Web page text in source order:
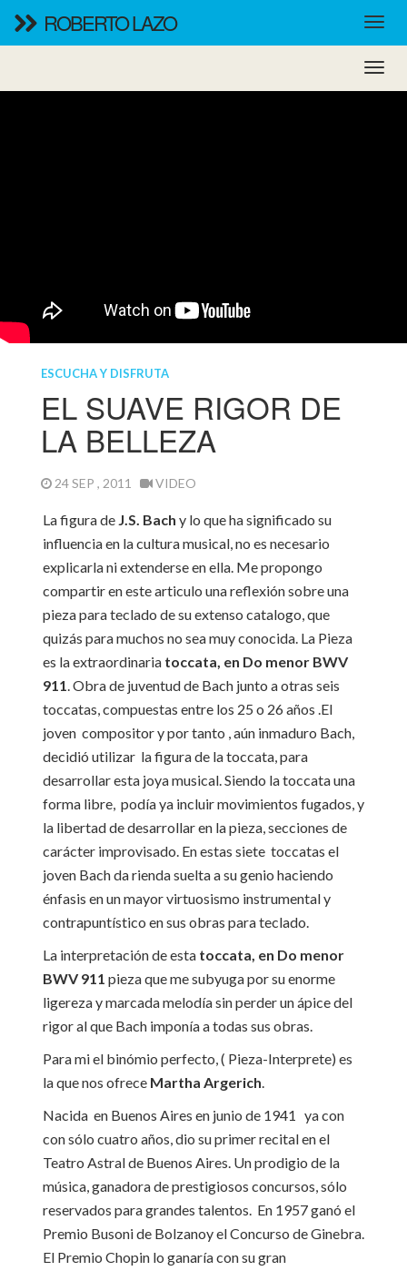
ROBERTO LAZO
ESCUCHA Y DISFRUTA
EL SUAVE RIGOR DE
LA BELLEZA
24 SEP , 2011 VIDEO
La figura de J.S. Bach y lo que ha significado su
influencia en la cultura musical, no es necesario
explicarla ni extenderse en ella. Me propongo
compartir en este articulo una reflexión sobre una
pieza para teclado de su extenso catalogo, que
quizás para muchos no sea muy conocida. La Pieza
es la extraordinaria toccata, en Do menor BWV
911. Obra de juventud de Bach junto a otras seis
toccatas, compuestas entre los 25 o 26 años .El
joven compositor y por tanto , aún inmaduro Bach,
decidió utilizar la figura de la toccata, para
desarrollar esta joya musical. Siendo la toccata una
forma libre, podía ya incluir movimientos fugados, y
la libertad de desarrollar en la pieza, secciones de
carácter improvisado. En estas siete toccatas el
joven Bach da rienda suelta a su genio haciendo
énfasis en un mayor virtuosismo instrumental y
contrapuntístico en sus obras para teclado.
La interpretación de estatoccata, en Do menor
BWV 911 pieza que me subyuga por su enorme
ligereza y marcada melodía sin perder un ápice del
rigor al que Bach imponía a todas sus obras.
Para mi el binómio perfecto, ( Pieza-Interprete) es
la que nos ofrece Martha Argerich.
Nacida en Buenos Aires en junio de 1941 ya con
con sólo cuatro años, dio su primer recital en el
Teatro Astral de Buenos Aires. Un prodigio de la
música, ganadora de prestigiosos concursos, sólo
reservados para grandes talentos. En 1957 ganó el
Premio Busoni de Bolzanoy el Concurso de Ginebra.
El Premio Chopin lo ganaría con su gran